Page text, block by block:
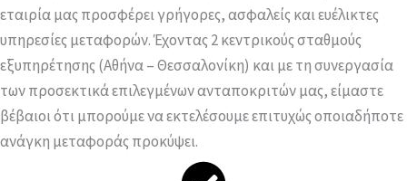
εταιρία μας προσφέρει γρήγορες, ασφαλείς και ευέλικτες
υπηρεσίες μεταφορών. Έχοντας 2 κεντρικούς σταθμούς
εξυπηρέτησης (Αθήνα – Θεσσαλονίκη) και με τη συνεργασία
των προσεκτικά επιλεγμένων ανταποκριτών μας, είμαστε
βέβαιοι ότι μπορούμε να εκτελέσουμε επιτυχώς οποιαδήποτε
ανάγκη μεταφοράς προκύψει.